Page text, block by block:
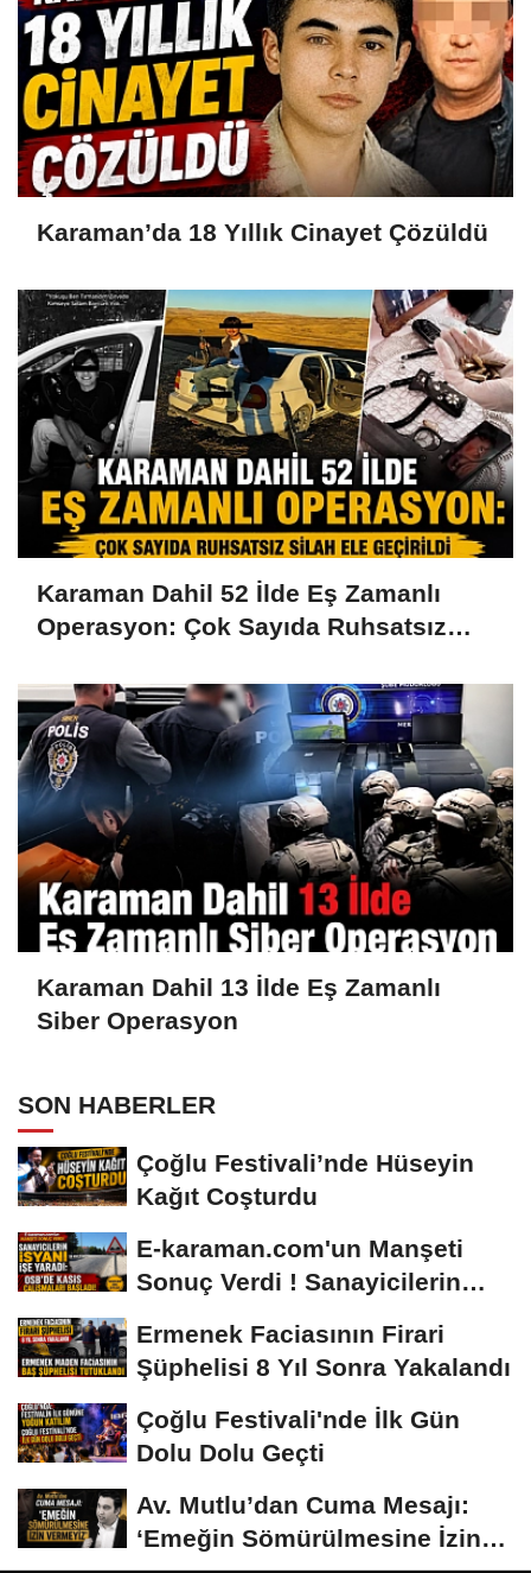
Karaman’da 18 Yıllık Cinayet Çözüldü
Karaman Dahil 52 İlde Eş Zamanlı
Operasyon: Çok Sayıda Ruhsatsız
Karaman Dahil 13 İlde Eş Zamanlı
Siber Operasyon
SON HABERLER
Çoğlu Festivali’nde Hüseyin
Kağıt Coşturdu
E-karaman.com'un Manşeti
Sonuç Verdi ! Sanayicilerin
Ermenek Faciasının Firari
Şüphelisi 8 Yıl Sonra Yakalandı
Çoğlu Festivali'nde İlk Gün
Dolu Dolu Geçti
Av. Mutlu’dan Cuma Mesajı:
‘Emeğin Sömürülmesine İzin